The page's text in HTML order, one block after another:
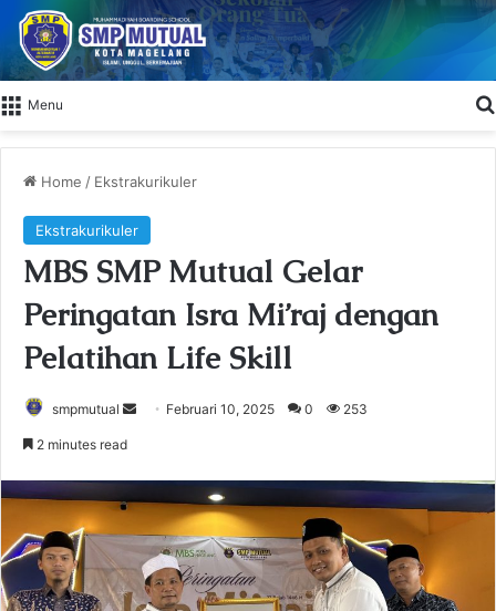
Menu
Home / Ekstrakurikuler
Ekstrakurikuler
MBS SMP Mutual Gelar
Peringatan Isra Mi’raj dengan
Pelatihan Life Skill
smpmutual
d
e
m
Februari 10, 2025 0 253
2 minutes read